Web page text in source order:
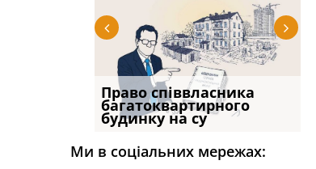
Право співвласника
багатоквартирного
будинку на су
Водії можуть отримати
компенсацію за
незаконні дії
Ми в соціальних мережах: